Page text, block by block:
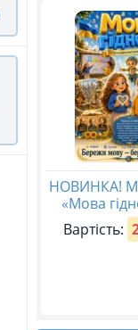
НОВИНКА!
«Мова
Вартість: